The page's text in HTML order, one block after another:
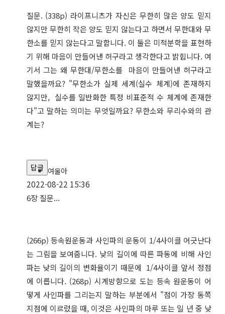
질문. (338p) 라이프니츠가 자신은 무한히 많은 양도 믿지
않지만 무한히 작은 양도 믿지 않는다고 하면서 무한대와 무
한소를 믿지 않는다고 말합니다. 이 둘은 미적분학을 표현하
기 위해 마음이 만들어낸 허구라고 생각한다고 밝힙니다. 여
기서 그는 왜 무한대/무한소를 마음이 만들어낸 허구라고
말했을까요? "무한소가 실제 세계(실수 체계)에 존재하지
않지만, 실수를 일반화한 특정 비표준적 수 체계에 존재한
다"고 말하는 의미는 무엇일까요? 무한소와 무리수와의 관
계는?
답글 여울아
2022-08-22 15:36
6장 질문...
(266p) 등속원운동과 사인파의 운동이 1/4사이클 어긋난다
는 그림을 보여줍니다. 낮의 길이에 따른 파동에 비해 사인
파는 낮의 길이의 변화율이기 때문에 1/4사이클 앞서 정점
에 이릅니다. (268p) 시계방향으로 도는 등속 원운동이 어
떻게 사인파를 그리는지 말하는 부분에서 "점이 가장 동쪽
지점에 이르렀을 때, 이것은 사인파의 마루 또는 일 년 중 낮